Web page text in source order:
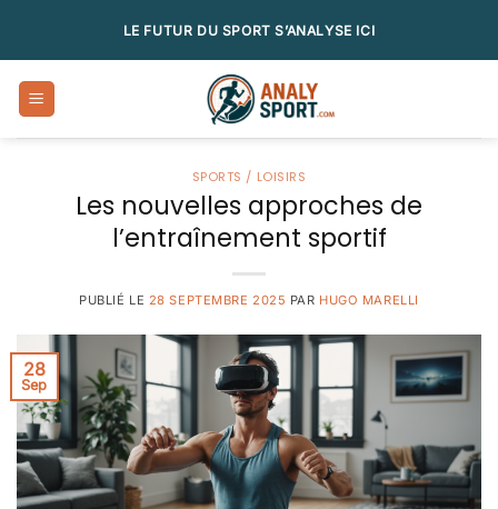
LE FUTUR DU SPORT S’ANALYSE ICI
SPORTS / LOISIRS
Les nouvelles approches de
l’entraînement sportif
PUBLIÉ LE 28 SEPTEMBRE 2025 PAR HUGO MARELLI
28
Sep